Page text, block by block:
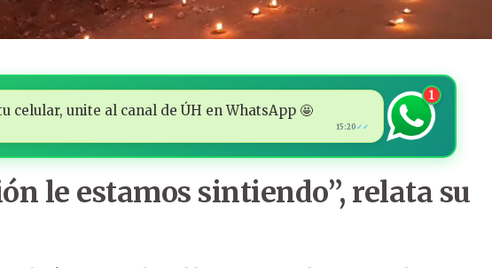
celular, unite al canal de ÚH en WhatsApp 🤩
15:20 ✓✓
1
le estamos sintiendo”, relata su